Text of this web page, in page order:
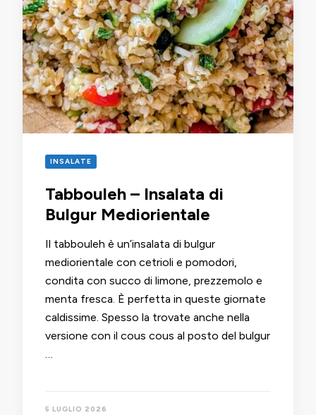
INSALATE
Tabbouleh – Insalata di
Bulgur Mediorientale
Il tabbouleh è un’insalata di bulgur
mediorientale con cetrioli e pomodori,
condita con succo di limone, prezzemolo e
menta fresca. È perfetta in queste giornate
caldissime. Spesso la trovate anche nella
versione con il cous cous al posto del bulgur
…
5 LUGLIO 2026